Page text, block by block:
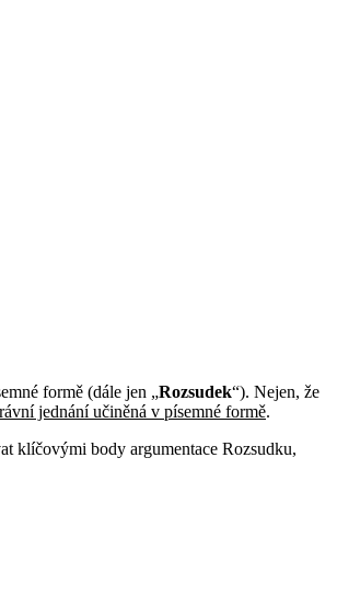
formě (dále jen „Rozsudek“). Nejen, že
jednání učiněná v písemné formě.
klíčovými body argumentace Rozsudku,